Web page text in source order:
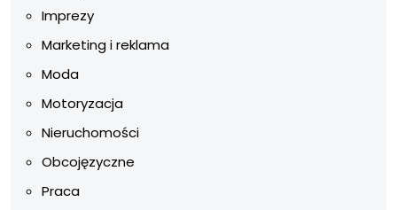
Imprezy
Marketing i reklama
Moda
Motoryzacja
Nieruchomości
Obcojęzyczne
Praca